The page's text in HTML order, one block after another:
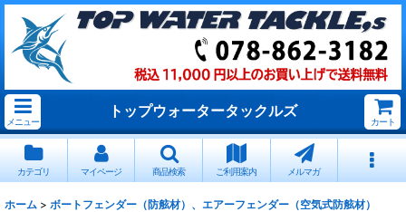
メニュー
トップウォータータックルズ
カート
カテゴリ マイページ 商品検索 ご利用案内 メルマガ
ホーム > ボートフェンダー（防舷材）、エアーフェンダー（空気式防舷材）